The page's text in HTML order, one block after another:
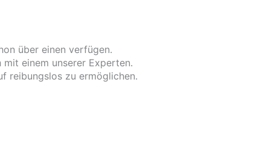
über einen verfügen.
einem unserer Experten.
reibungslos zu ermöglichen.